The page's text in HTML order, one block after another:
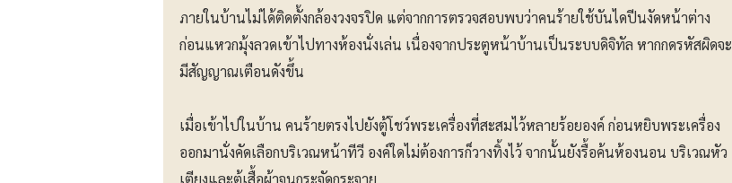
ภายในบ้านไม่ได้ติดตั้งกล้องวงจรปิด แต่จากการตรวจสอบพบว่าคนร้ายใช้บันไดปีนงัดหน้าต่าง
ก่อนแหวกมุ้งลวดเข้าไปทางห้องนั่งเล่น เนื่องจากประตูหน้าบ้านเป็นระบบดิจิทัล หากกดรหัสผิดจะ
มีสัญญาณเตือนดังขึ้น
เมื่อเข้าไปในบ้าน คนร้ายตรงไปยังตู้โชว์พระเครื่องที่สะสมไว้หลายร้อยองค์ ก่อนหยิบพระเครื่อง
ออกมานั่งคัดเลือกบริเวณหน้าทีวี องค์ใดไม่ต้องการก็วางทิ้งไว้ จากนั้นยังรื้อค้นห้องนอน บริเวณหัว
เตียงและตู้เสื้อผ้าจนกระจัดกระจาย